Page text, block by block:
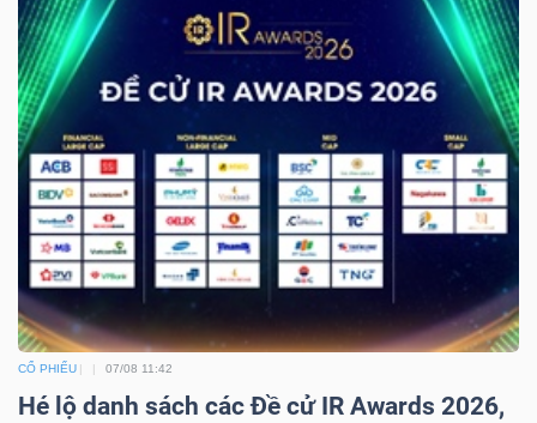
CỔ PHIẾU 07/08 11:42
Hé lộ danh sách các Đề cử IR Awards 2026,